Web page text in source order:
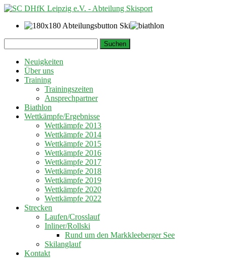
zum
Inhalt
nach:
Neuigkeiten
Über uns
Training
Trainingszeiten
Ansprechpartner
Biathlon
Wettkämpfe/Ergebnisse
Wettkämpfe 2013
Wettkämpfe 2014
Wettkämpfe 2015
Wettkämpfe 2016
Wettkämpfe 2017
Wettkämpfe 2018
Wettkämpfe 2019
Wettkämpfe 2020
Wettkämpfe 2022
Strecken
Laufen/Crosslauf
Inliner/Rollski
Rund um den Markkleeberger See
Skilanglauf
Kontakt